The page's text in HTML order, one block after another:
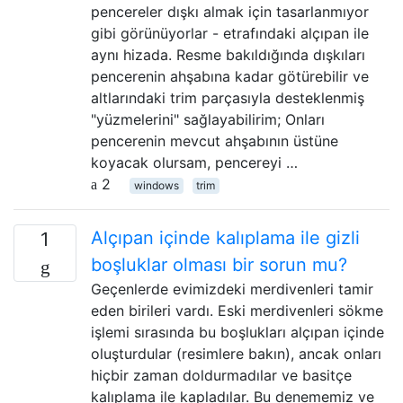
pencereler dışkı almak için tasarlanmıyor
gibi görünüyorlar - etrafındaki alçıpan ile
aynı hizada. Resme bakıldığında dışkıları
pencerenin ahşabına kadar götürebilir ve
altlarındaki trim parçasıyla desteklenmiş
"yüzmelerini" sağlayabilirim; Onları
pencerenin mevcut ahşabının üstüne
koyacak olursam, pencereyi …
2
windows trim
1
Alçıpan içinde kalıplama ile gizli
boşluklar olması bir sorun mu?
Geçenlerde evimizdeki merdivenleri tamir
eden birileri vardı. Eski merdivenleri sökme
işlemi sırasında bu boşlukları alçıpan içinde
oluşturdular (resimlere bakın), ancak onları
hiçbir zaman doldurmadılar ve basitçe
kalıplama ile kapladılar. Bu denememiz ve